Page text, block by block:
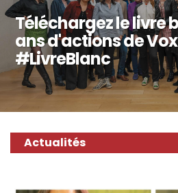
Téléchargez le livre
ans d'actions de
#LivreBlanc
Actualités